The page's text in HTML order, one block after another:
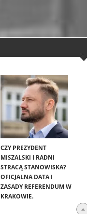
CZY PREZYDENT
MISZALSKI I RADNI
STRACĄ STANOWISKA?
OFICJALNA DATA I
ZASADY REFERENDUM W
KRAKOWIE.